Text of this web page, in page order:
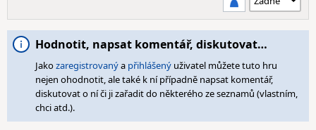
Hodnotit, napsat komentář, diskutovat…
Jakozaregistrovanýa přihlášený uživatel můžete tuto hru
nejen ohodnotit, ale také k ní případně napsat komentář,
diskutovat o ní či ji zařadit do některého ze seznamů (vlastním,
chci atd.).